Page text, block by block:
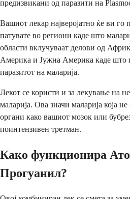
предизвикани од паразити на
Вашиот лекар најверојатно ќе ви го
патувате во региони каде што
области вклучуваат делови од
Америка и Јужна Америка каде што
паразитот на маларија.
Лекот се користи и за лекување на
маларија. Ова значи маларија која
органи како вашиот мозок или
поинтензивен третман.
Како функционира
Прогуанил?